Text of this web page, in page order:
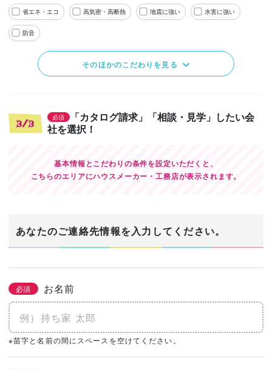
省エネ・エコ 高気密・高断熱 地震に強い 水害に強い
防音
そのほかのこだわりを見る
3/3
必須
「カタログ請求」「相談・見学」したい会
社を選択！
基本情報とこだわりの条件を設定いただくと、
こちらのエリアにハウスメーカー・工務店が表示されます。
あなたのご連絡先情報を入力してください。
必須 お名前
※苗字と名前の間にスペースを空けてください。